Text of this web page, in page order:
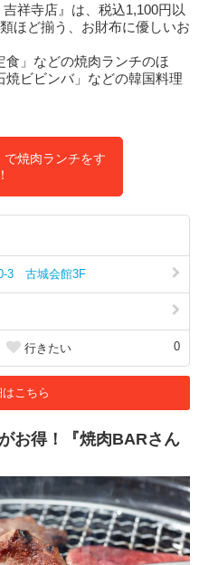
祥寺店』は、税込1,100円以
ほど揃う、お財布に優しいお
食」などの焼肉ランチのほ
ビビンバ」などの韓国料理
で焼肉ランチをす
3 古城会館3F
行きたい 0
こちら
お得！『焼肉BARさん